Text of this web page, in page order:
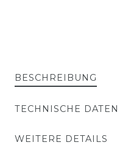
BESCHREIBUNG
TECHNISCHE DATEN
WEITERE DETAILS